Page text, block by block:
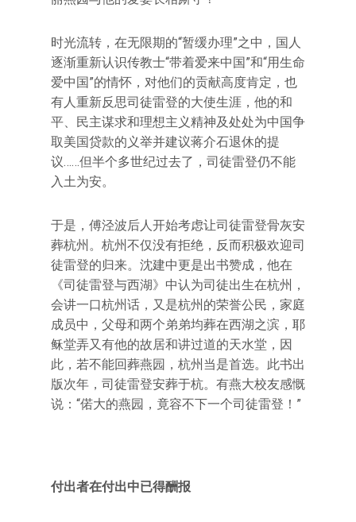
时光流转，在无限期的“暂缓办理”之中，国人
逐渐重新认识传教士“带着爱来中国”和“用生命
爱中国”的情怀，对他们的贡献高度肯定，也
有人重新反思司徒雷登的大使生涯，他的和
平、民主谋求和理想主义精神及处处为中国争
取美国贷款的义举并建议蒋介石退休的提
议……但半个多世纪过去了，司徒雷登仍不能
入土为安。
于是，傅泾波后人开始考虑让司徒雷登骨灰安
葬杭州。杭州不仅没有拒绝，反而积极欢迎司
徒雷登的归来。沈建中更是出书赞成，他在
《司徒雷登与西湖》中认为司徒出生在杭州，
会讲一口杭州话，又是杭州的荣誉公民，家庭
成员中，父母和两个弟弟均葬在西湖之滨，耶
稣堂弄又有他的故居和讲过道的天水堂，因
此，若不能回葬燕园，杭州当是首选。此书出
版次年，司徒雷登安葬于杭。有燕大校友感慨
说：“偌大的燕园，竟容不下一个司徒雷登！”
付出者在付出中已得酬报